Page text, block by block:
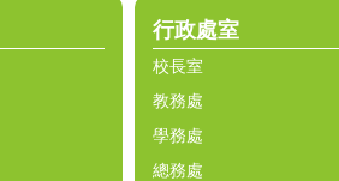
行政處室
校長室
教務處
學務處
總務處